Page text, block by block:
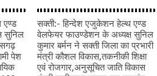
एण्ड
सुनिल
पेश
सक्ती:- हिन्देश एजुकेशन हेल्थ एण्ड
वेलफेयर फाउण्डेशन के अध्यक्ष सुनिल
कुमार बर्मन ने सक्ती जिला का प्रभारी
मंत्री कौशल विकास,तकनीकी शिक्षा
एवं रोजगार,अनुसूचित जाति विकास